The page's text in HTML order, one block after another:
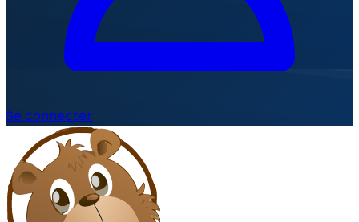
Se connecter